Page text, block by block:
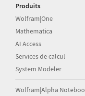
Produits
Wolfram|One
Mathematica
AI Access
Services de calcul
System Modeler
Wolfram|Alpha